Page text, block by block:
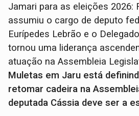
Jamari para as eleições 2026:
assumiu o cargo de deputo
Eurípedes Lebrão e o
tornou uma liderança
atuação na Assembleia
Muletas em Jaru está
retomar cadeira na
deputada Cássia deve ser a